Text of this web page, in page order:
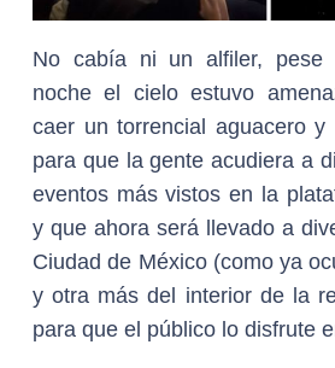
No cabía ni un alfiler,
noche el cielo estuvo
caer un torrencial aguacero
para que la gente acudiera a
eventos más vistos en la
y que ahora será llevado a
Ciudad de México (como ya
y otra más del interior de la
para que el público lo disfrute